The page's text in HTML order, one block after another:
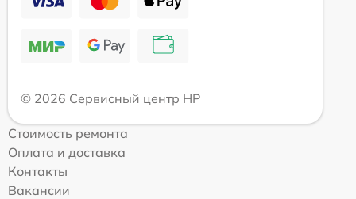
© 2026 Сервисный центр HP
Стоимость ремонта
Оплата и доставка
Контакты
Вакансии